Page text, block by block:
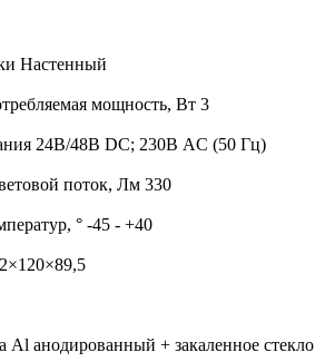
Настенный
мощность, Вт 3
24В/48В DC; 230В AC (50 Гц)
поток, Лм 330
° -45 - +40
Al анодированный + закаленное стекло